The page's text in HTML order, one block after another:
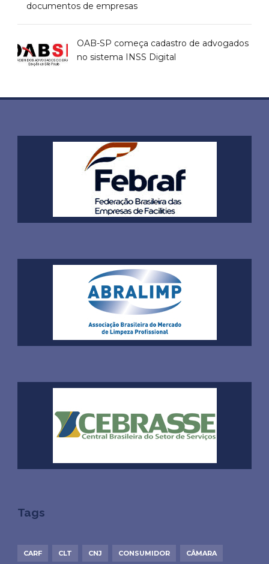
documentos de empresas
OAB-SP começa cadastro de advogados
no sistema INSS Digital
Tags
CARF CLT CNJ CONSUMIDOR CÂMARA